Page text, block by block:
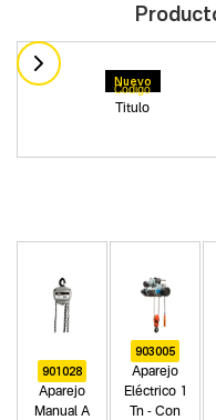
Nuevo
Titulo
Codigo
901028
Aparejo
Manual A
903005
Aparejo
Eléctrico 1
Tn - Con